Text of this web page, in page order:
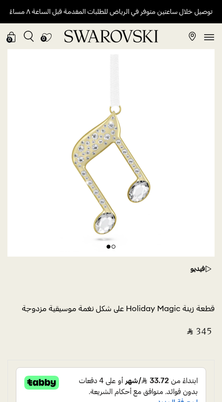
توصيل خلال ساعتين متوفر في الرياض للطلبات المقدمة قبل الساعة ٨ مساءً
0
0
فيديو
قطعة زينة Holiday Magic على شكل نغمة موسيقية مزدوجة
‎ ⃁ ⁦345⁩ ‎